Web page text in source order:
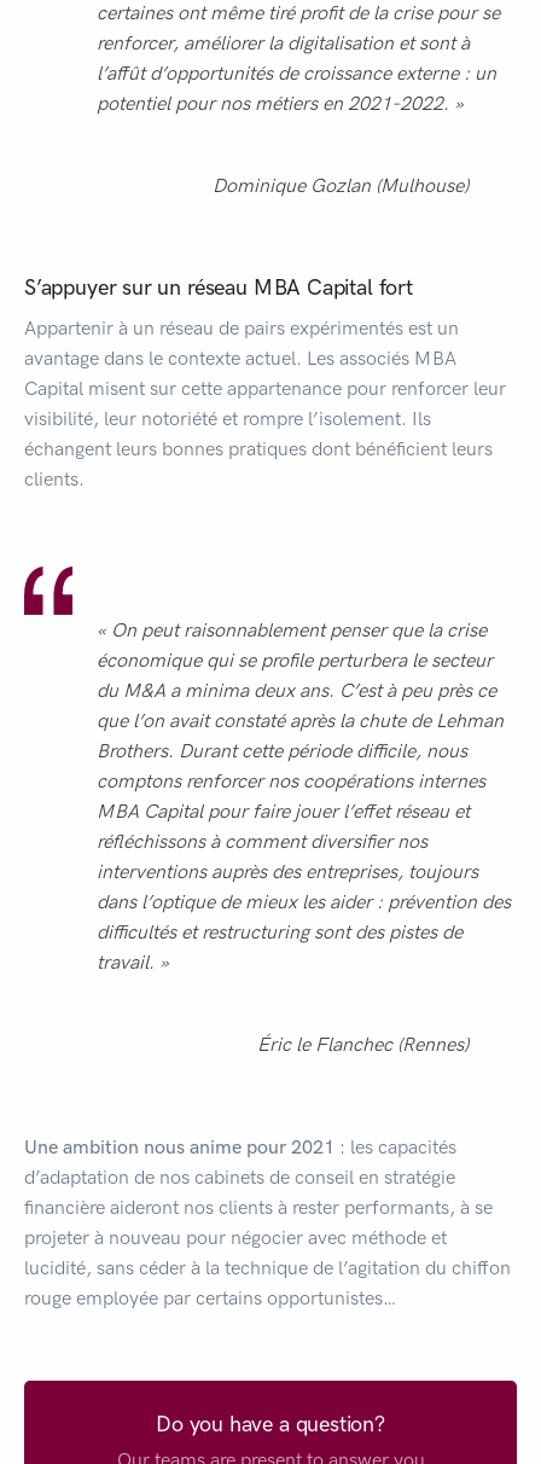
certaines ont même tiré profit de la crise pour se
renforcer, améliorer la digitalisation et sont à
l’affût d’opportunités de croissance externe : un
potentiel pour nos métiers en 2021-2022. »
Dominique Gozlan (Mulhouse)
S’appuyer sur un réseau MBA Capital fort
Appartenir à un réseau de pairs expérimentés est un
avantage dans le contexte actuel. Les associés MBA
Capital misent sur cette appartenance pour renforcer leur
visibilité, leur notoriété et rompre l’isolement. Ils
échangent leurs bonnes pratiques dont bénéficient leurs
clients.
« On peut raisonnablement penser que la crise
économique qui se profile perturbera le secteur
du M&A a minima deux ans. C’est à peu près ce
que l’on avait constaté après la chute de Lehman
Brothers. Durant cette période difficile, nous
comptons renforcer nos coopérations internes
MBA Capital pour faire jouer l’effet réseau et
réfléchissons à comment diversifier nos
interventions auprès des entreprises, toujours
dans l’optique de mieux les aider : prévention des
difficultés et restructuring sont des pistes de
travail. »
Éric le Flanchec (Rennes)
Une ambition nous anime pour 2021 : les capacités
d’adaptation de nos cabinets de conseil en stratégie
financière aideront nos clients à rester performants, à se
projeter à nouveau pour négocier avec méthode et
lucidité, sans céder à la technique de l’agitation du chiffon
rouge employée par certains opportunistes…
Do you have a question?